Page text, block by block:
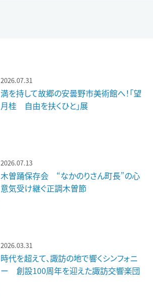
2026.07.31
満を持して故郷の安曇野市美術館へ！「望
月桂 自由を扶くひと」展
2026.07.13
木曽踊保存会 “なかのりさん町長”の心
意気受け継ぐ正調木曽節
2026.03.31
時代を超えて、諏訪の地で響くシンフォニ
ー 創設100周年を迎えた諏訪交響楽団